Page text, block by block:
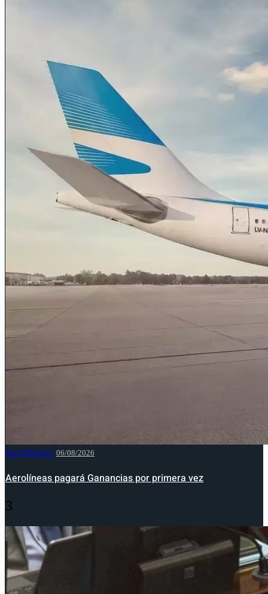
NACIONALES 06/08/2026
Aerolíneas pagará Ganancias por primera vez
3